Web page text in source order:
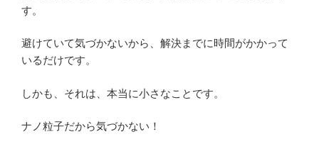
す。
避けていて気づかないから、解決までに時間がかかって
いるだけです。
しかも、それは、本当に小さなことです。
ナノ粒子だから気づかない！